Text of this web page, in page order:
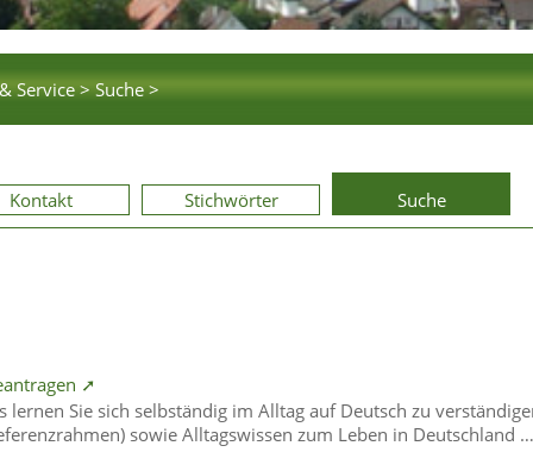
Service > Suche >
Kontakt Stichwörter Suche
➚
Sie sich selbständig im Alltag auf Deutsch zu
sowie Alltagswissen zum Leben in Deutschland …